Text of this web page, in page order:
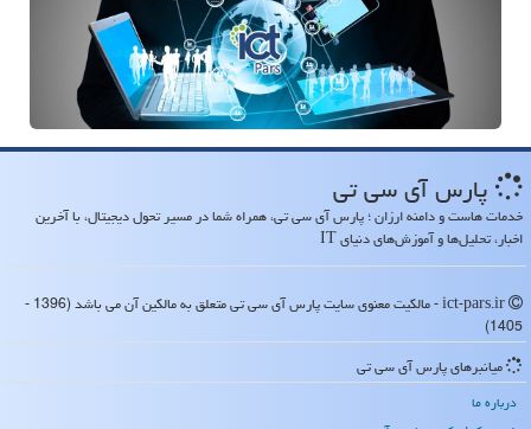
پارس آی سی تی
خدمات هاست و دامنه ارزان ؛ پارس آی سی تی، همراه شما در مسیر تحول دیجیتال، با آخرین
اخبار، تحلیل‌ها و آموزش‌های دنیای IT
ict-pars.ir - مالکیت معنوی سایت پارس آی سی تی متعلق به مالکین آن می باشد (1396 -
1405)
میانبرهای پارس آی سی تی
درباره ما